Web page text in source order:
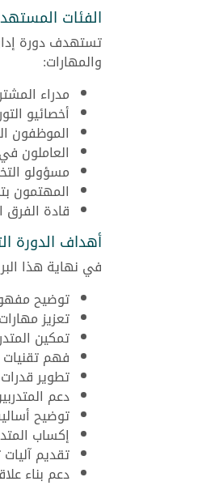
الفئات
تستهدف دورة
والمهارات:
مدراء
أخصائيو
الموظفون
العاملون
مسؤولو
المهتمون
قادة
أهداف الدورة
في نهاية هذا
توضيح
تعزيز
تمكين
فهم تقنيات
تطوير
دعم
توضيح
إكساب
تقديم
دعم بناء